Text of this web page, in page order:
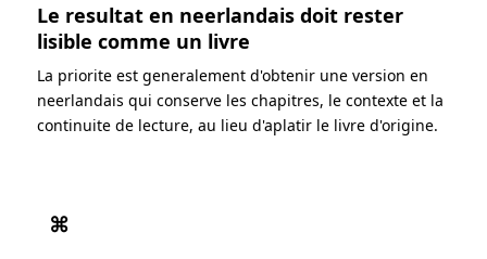
Le resultat en neerlandais doit rester
lisible comme un livre
La priorite est generalement d'obtenir une version en
neerlandais qui conserve les chapitres, le contexte et la
continuite de lecture, au lieu d'aplatir le livre d'origine.
⌘